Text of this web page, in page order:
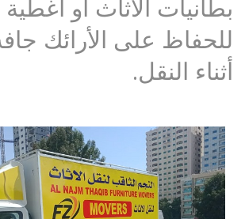
بطانيات الأثاث أو أغطية
للحفاظ على الأرائك
أثناء النقل.